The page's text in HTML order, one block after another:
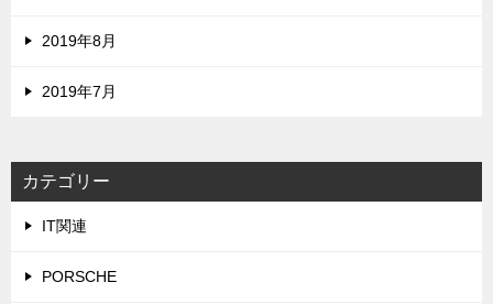
2019年8月
2019年7月
カテゴリー
IT関連
PORSCHE